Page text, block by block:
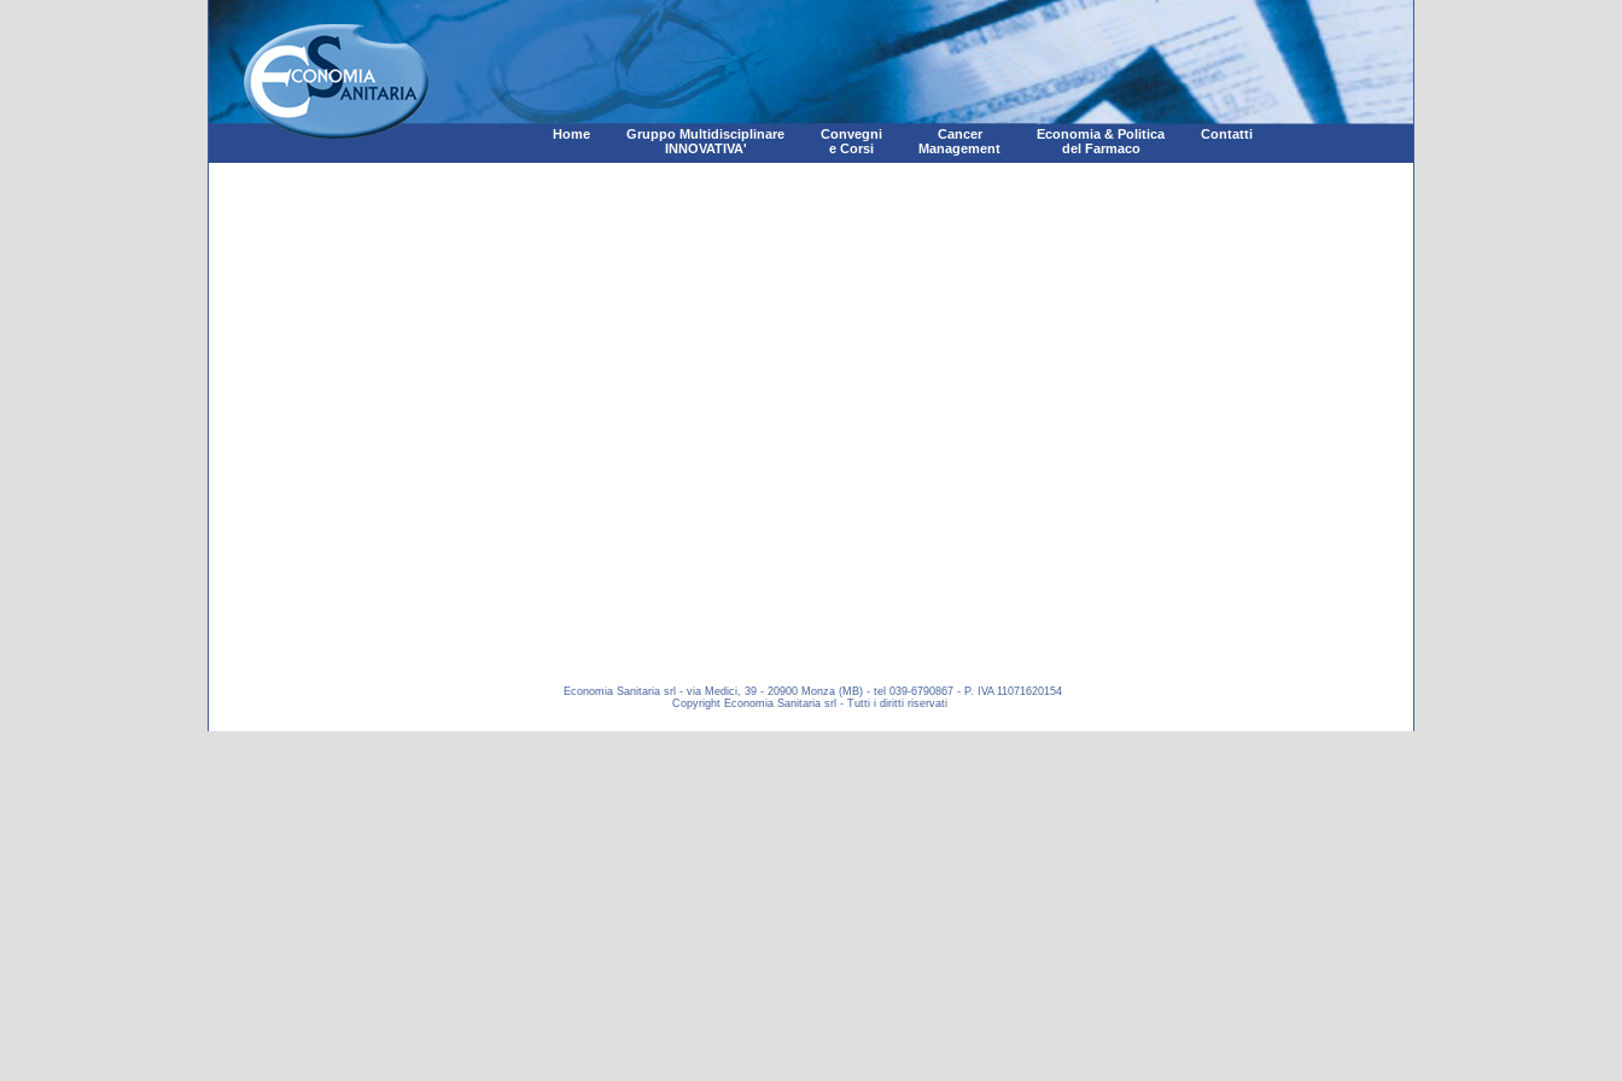
Home
Gruppo Multidisciplinare
INNOVATIVA'
Convegni
e Corsi
Cancer
Management
Economia & Politica
del Farmaco
Contatti
Economia Sanitaria srl - via Medici, 39 - 20900 Monza (MB) - tel 039-6790867 - P. IVA 11071620154
Copyright Economia Sanitaria srl - Tutti i diritti riservati